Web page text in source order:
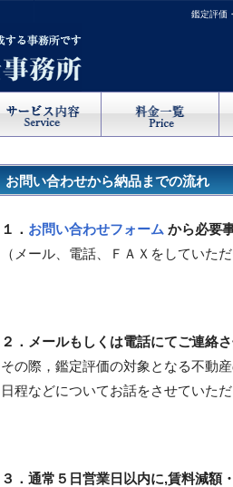
鑑定評価
お問い合わせから納品までの流れ
１． お問い合わせフォーム から必要
（メール、電話、ＦＡＸをしていた
２．メールもしくは電話にてご連絡
その際，鑑定評価の対象となる不動
日程などについてお話をさせていただ
３．通常５日営業日以内に,賃料減額